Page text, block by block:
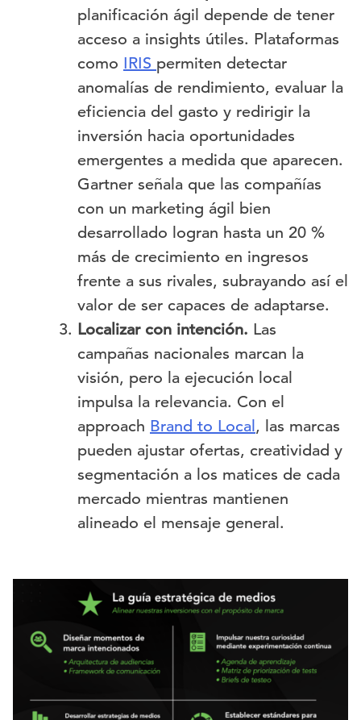
planificación ágil depende de tener
acceso a insights útiles. Plataformas
como IRIS permiten detectar
anomalías de rendimiento, evaluar la
eficiencia del gasto y redirigir la
inversión hacia oportunidades
emergentes a medida que aparecen.
Gartner señala que las compañías
con un marketing ágil bien
desarrollado logran hasta un 20 %
más de crecimiento en ingresos
frente a sus rivales, subrayando así el
valor de ser capaces de adaptarse.
Localizar con intención. Las
campañas nacionales marcan la
visión, pero la ejecución local
impulsa la relevancia. Con el
approach Brand to Local, las marcas
pueden ajustar ofertas, creatividad y
segmentación a los matices de cada
mercado mientras mantienen
alineado el mensaje general.